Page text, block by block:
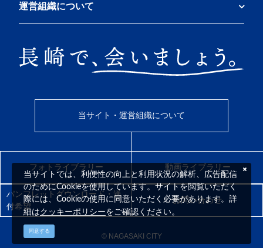
運営組織について
当サイト・運営組織について
フォトライブラリー 動画ライブラリー
パンフレットダウンロード・送
付希望
お問い合わせ
© NAGASAKI CITY
当サイトでは、利便性の向上と利用状況の解析、広告配信
のためにCookieを使用しています。サイトを閲覧いただく
際には、Cookieの使用に同意いただく必要があります。詳
細はクッキーポリシーをご確認ください。
同意する